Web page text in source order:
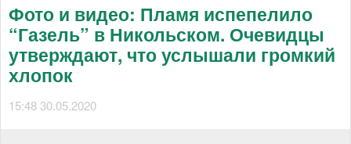
Фото и видео: Пламя испепелило
“Газель” в Никольском. Очевидцы
утверждают, что услышали громкий
хлопок
15:48 30.05.2020